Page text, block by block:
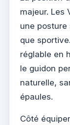
majeur. Les
une
que
réglable en
le guidon
naturelle,
épaules.
Côté